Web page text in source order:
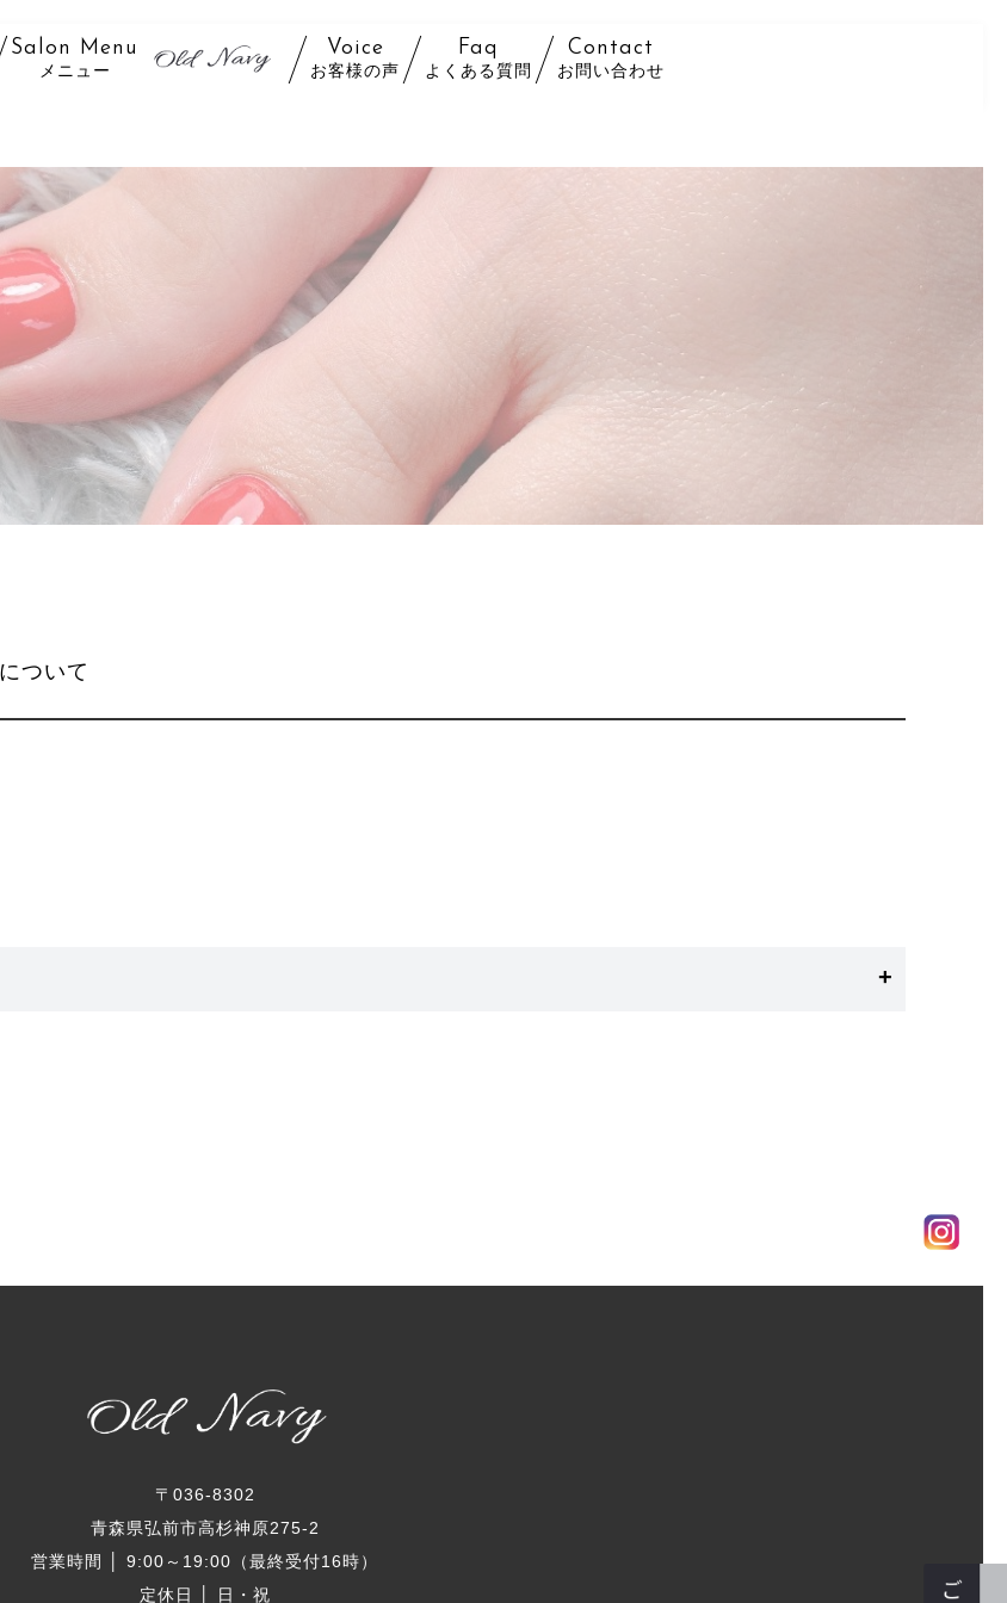
Salon Menu
メニュー
Voice
お客様の声
Faq
よくある質問
Contact
お問い合わせ
ついて
〒036-8302
青森県弘前市高杉神原275-2
営業時間 │ 9:00～19:00（最終受付16時）
定休日 │ 日・祝